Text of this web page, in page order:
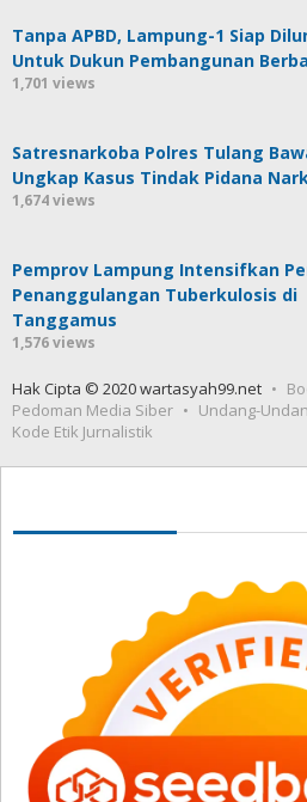
Tanpa APBD, Lampung-1 Siap
Untuk Dukun Pembangunan
1,701 views
Satresnarkoba Polres Tulang
Ungkap Kasus Tindak Pidana
1,674 views
Pemprov Lampung Intensifkan
Penanggulangan Tuberkulosis di
Tanggamus
1,576 views
Hak Cipta © 2020 wartasyah99.net
Pedoman Media Siber
Undang-
Kode Etik Jurnalistik